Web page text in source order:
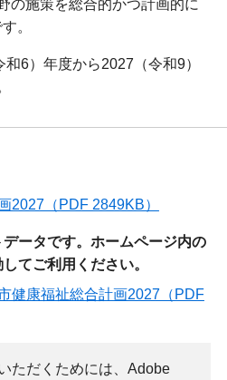
の施策を総合的かつ計画的に
。
6）年度から2027（令和9）
2027（PDF 2849KB）
ータです。ホームページ内の
てご利用ください。
健康福祉総合計画2027（PDF
ただくためには、Adobe